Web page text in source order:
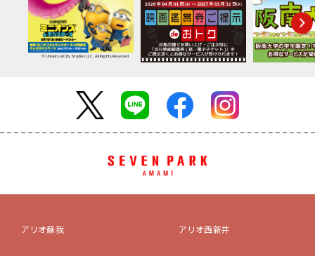
© Universal City Studios LLC. All Rights Reserved.
アリオ蘇我 アリオ西新井